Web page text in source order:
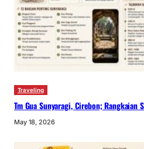
Traveling
Tm Gua Sunyaragi, Cirebon; Rangkaian
May 18, 2026